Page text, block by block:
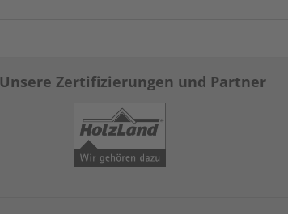
Unsere Zertifizierungen und Partner